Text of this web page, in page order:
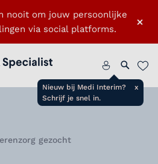
×
nooit om jouw persoonlijke
via social platforms.
Nieuw bij Medi Interim?
Schrijf je snel in.
x
Zoeken
gezocht